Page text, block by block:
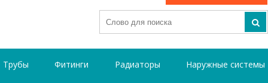
Трубы Фитинги Радиаторы Наружные системы